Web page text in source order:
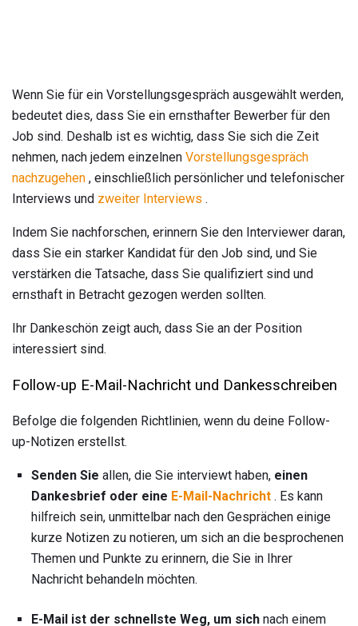
Wenn Sie für ein Vorstellungsgespräch ausgewählt werden,
bedeutet dies, dass Sie ein ernsthafter Bewerber für den
Job sind. Deshalb ist es wichtig, dass Sie sich die Zeit
nehmen, nach jedem einzelnen Vorstellungsgespräch
nachzugehen , einschließlich persönlicher und telefonischer
Interviews und zweiter Interviews .
Indem Sie nachforschen, erinnern Sie den Interviewer daran,
dass Sie ein starker Kandidat für den Job sind, und Sie
verstärken die Tatsache, dass Sie qualifiziert sind und
ernsthaft in Betracht gezogen werden sollten.
Ihr Dankeschön zeigt auch, dass Sie an der Position
interessiert sind.
Follow-up E-Mail-Nachricht und Dankesschreiben
Befolge die folgenden Richtlinien, wenn du deine Follow-
up-Notizen erstellst.
Senden Sie allen, die Sie interviewt haben, einen
Dankesbrief oder eine E-Mail-Nachricht . Es kann
hilfreich sein, unmittelbar nach den Gesprächen einige
kurze Notizen zu notieren, um sich an die besprochenen
Themen und Punkte zu erinnern, die Sie in Ihrer
Nachricht behandeln möchten.
E-Mail ist der schnellste Weg, um sich nach einem